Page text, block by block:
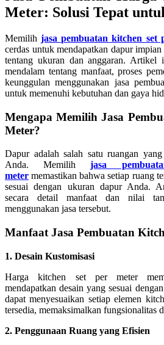
Meter: Solusi Tepat
Memilihjasa pembuatan kitchen set
cerdas untuk mendapatkan dapur
tentang ukuran dan anggaran. Artikel
mendalam tentang manfaat, proses
keunggulan menggunakan jasa
untuk memenuhi kebutuhan dan gaya
Mengapa Memilih Jasa
Meter?
Dapur adalah salah satu ruangan
Anda. Memilihjasa
meter memastikan bahwa setiap ruang
sesuai dengan ukuran dapur Anda.
secara detail manfaat dan nilai
menggunakan jasa tersebut.
Manfaat Jasa Pembuatan
1. Desain Kustomisasi
Harga kitchen set per meter
mendapatkan desain yang sesuai
dapat menyesuaikan setiap elemen
tersedia, memaksimalkan fungsionalitas
2. Penggunaan Ruang yang Efisien